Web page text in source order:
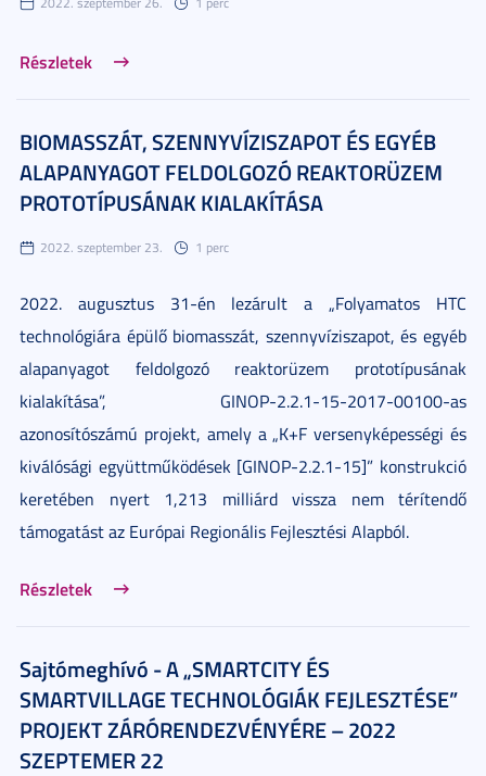
Részletek
BIOMASSZÁT, SZENNYVÍZISZAPOT ÉS EGYÉB
ALAPANYAGOT FELDOLGOZÓ REAKTORÜZEM
PROTOTÍPUSÁNAK KIALAKÍTÁSA
2022. szeptember 23. 1 perc
2022. augusztus 31-én lezárult a „Folyamatos HTC
technológiára épülő biomasszát, szennyvíziszapot, és egyéb
alapanyagot feldolgozó reaktorüzem prototípusának
kialakítása”, GINOP-2.2.1-15-2017-00100-as
azonosítószámú projekt, amely a „K+F versenyképességi és
kiválósági együttműködések [GINOP-2.2.1-15]” konstrukció
keretében nyert 1,213 milliárd vissza nem térítendő
támogatást az Európai Regionális Fejlesztési Alapból.
Részletek
Sajtómeghívó - A „SMARTCITY ÉS
SMARTVILLAGE TECHNOLÓGIÁK FEJLESZTÉSE”
PROJEKT ZÁRÓRENDEZVÉNYÉRE – 2022
SZEPTEMER 22